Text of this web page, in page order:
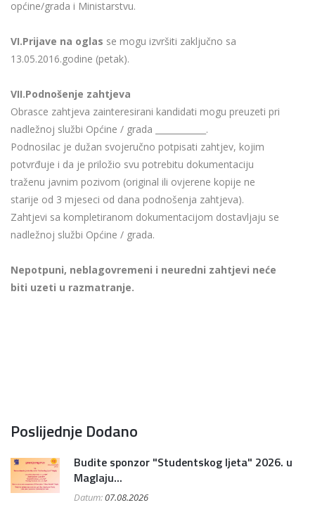
općine/grada i Ministarstvu.
VI.Prijave na oglas se mogu izvršiti zaključno sa
13.05.2016.godine (petak).
VII.Podnošenje zahtjeva
Obrasce zahtjeva zainteresirani kandidati mogu preuzeti pri
nadležnoj službi Općine / grada ____________.
Podnosilac je dužan svojeručno potpisati zahtjev, kojim
potvrđuje i da je priložio svu potrebitu dokumentaciju
traženu javnim pozivom (original ili ovjerene kopije ne
starije od 3 mjeseci od dana podnošenja zahtjeva).
Zahtjevi sa kompletiranom dokumentacijom dostavljaju se
nadležnoj službi Općine / grada.
Nepotpuni, neblagovremeni i neuredni zahtjevi neće
biti uzeti u razmatranje.
Poslijednje Dodano
Budite sponzor "Studentskog ljeta" 2026. u
Maglaju...
Datum:07.08.2026